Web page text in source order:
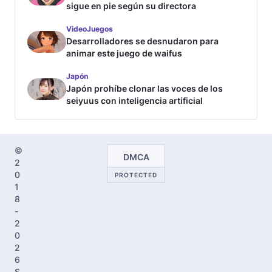
sigue en pie según su directora
VideoJuegos
Desarrolladores se desnudaron para
animar este juego de waifus
Japón
Japón prohíbe clonar las voces de los
seiyuus con inteligencia artificial
©
2
0
1
8
-
2
0
2
6
DMCA
PROTECTED